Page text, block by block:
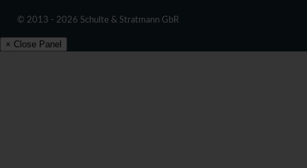
© 2013 - 2026 Schulte & Stratmann GbR
× Close Panel